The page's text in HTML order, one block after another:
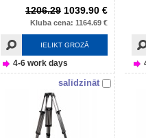
1206.29 1039.90 €
Kluba cena: 1164.69 €
IELIKT GROZĀ
4-6 work days
salīdzināt